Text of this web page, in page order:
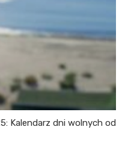
Kalendarz dni wolnych od